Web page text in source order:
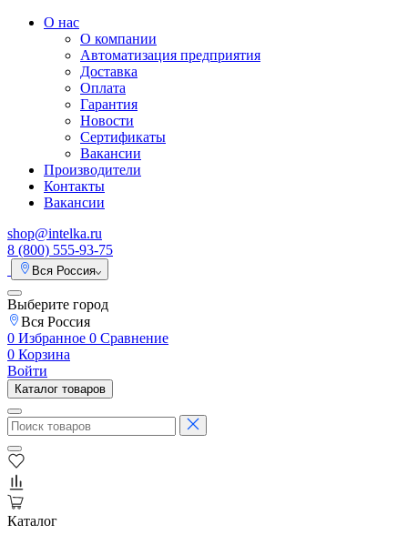
О нас
О компании
Автоматизация предприятия
Доставка
Оплата
Гарантия
Новости
Сертификаты
Вакансии
Производители
Контакты
Вакансии
shop@intelka.ru
8 (800) 555-93-75
Вся Россия
Выберите город
Вся Россия
0 Избранное 0 Сравнение
0 Корзина
Войти
Каталог товаров
Каталог